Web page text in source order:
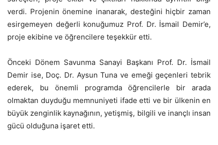
verdi. Projenin önemine inanarak, desteğini hiçbir zaman
esirgemeyen değerli konuğumuz Prof. Dr. İsmail Demir’e,
proje ekibine ve öğrencilere teşekkür etti.
Önceki Dönem Savunma Sanayi Başkanı Prof. Dr. İsmail
Demir ise, Doç. Dr. Aysun Tuna ve emeği geçenleri tebrik
ederek, bu önemli programda öğrencilerle bir arada
olmaktan duyduğu memnuniyeti ifade etti ve bir ülkenin en
büyük zenginlik kaynağının, yetişmiş, bilgili ve inançlı insan
gücü olduğuna işaret etti.